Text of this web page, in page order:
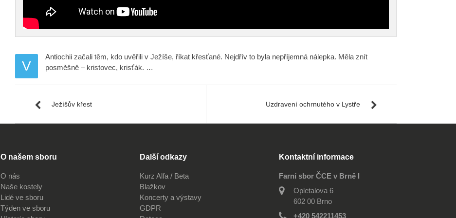
V
Antiochii začali těm, kdo uvěřili v Ježíše, říkat křesťané. Nejdřív to byla nepříjemná nálepka. Měla znít
posměšně – kristovec, krisťák. …
Ježíšův křest Uzdravení ochrnutého v Lystře
O našem sboru
O nás
Naše kostely
Lidé ve sboru
Týden ve sboru
Další odkazy
Kurz Alfa / Beta
Blažkov
Koncerty a výstavy
GDPR
Kontaktní informace
Farní sbor ČCE v Brně I
Opletalova 6
602 00 Brno
+420 542211453